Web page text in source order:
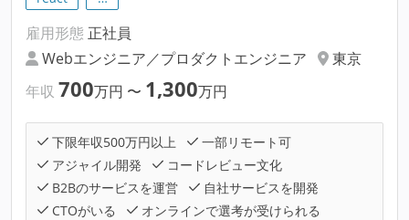
雇用形態 正社員
Webエンジニア／プロダクトエンジニア
東京
年収 700万円 〜 1,300万円
下限年収500万円以上
一部リモート可
アジャイル開発
コードレビュー文化
B2Bのサービスを運営
自社サービスを開発
CTOがいる
オンラインで選考が受けられる